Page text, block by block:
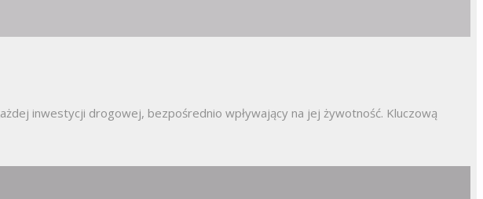
inwestycji drogowej, bezpośrednio wpływający na jej żywotność. Kluczową